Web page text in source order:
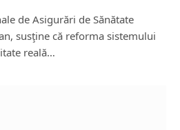
de Asigurări de Sănătate
susţine că reforma sistemului
reală…